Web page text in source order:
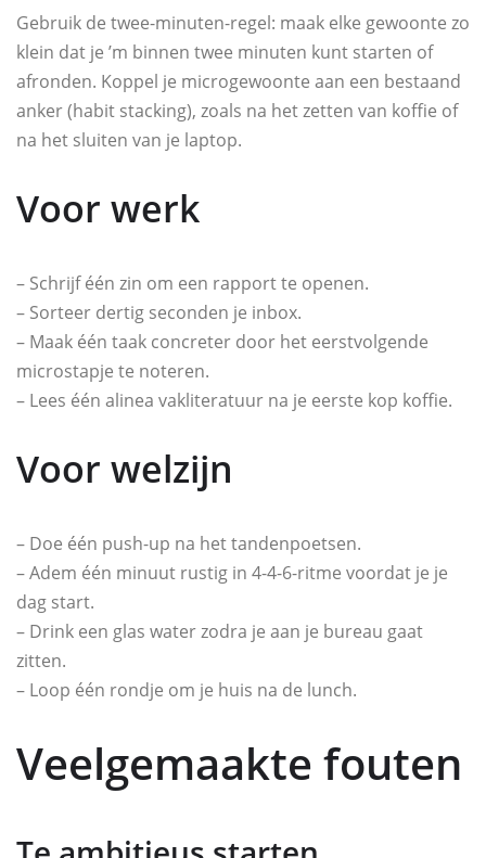
Gebruik de twee-minuten-regel: maak elke gewoonte zo
klein dat je ’m binnen twee minuten kunt starten of
afronden. Koppel je microgewoonte aan een bestaand
anker (habit stacking), zoals na het zetten van koffie of
na het sluiten van je laptop.
Voor werk
– Schrijf één zin om een rapport te openen.
– Sorteer dertig seconden je inbox.
– Maak één taak concreter door het eerstvolgende
microstapje te noteren.
– Lees één alinea vakliteratuur na je eerste kop koffie.
Voor welzijn
– Doe één push-up na het tandenpoetsen.
– Adem één minuut rustig in 4-4-6-ritme voordat je je
dag start.
– Drink een glas water zodra je aan je bureau gaat
zitten.
– Loop één rondje om je huis na de lunch.
Veelgemaakte fouten